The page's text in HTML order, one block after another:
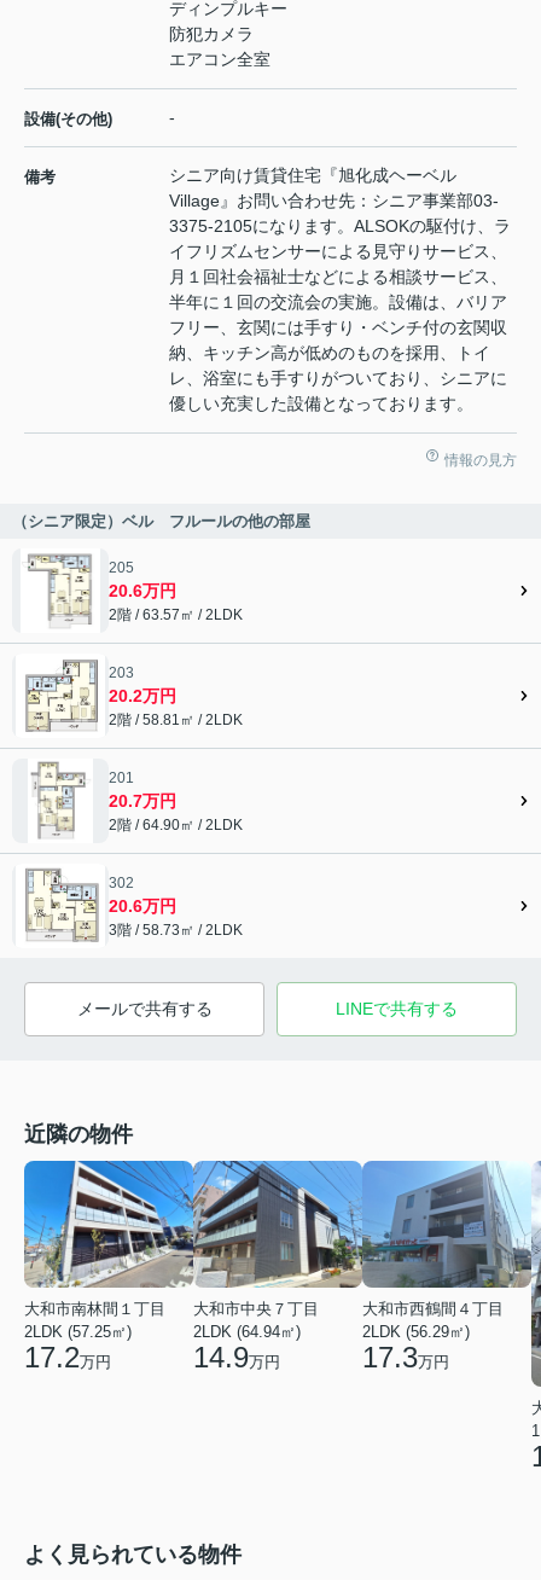
ディンプルキー
防犯カメラ
エアコン全室
設備(その他) -
備考
シニア向け賃貸住宅『旭化成ヘーベル
Village』お問い合わせ先：シニア事業部03-
3375-2105になります。ALSOKの駆付け、ラ
イフリズムセンサーによる見守りサービス、
月１回社会福祉士などによる相談サービス、
半年に１回の交流会の実施。設備は、バリア
フリー、玄関には手すり・ベンチ付の玄関収
納、キッチン高が低めのものを採用、トイ
レ、浴室にも手すりがついており、シニアに
優しい充実した設備となっております。
情報の見方
（シニア限定）ベル フルールの他の部屋
205
20.6万円
2階 / 63.57㎡ / 2LDK
203
20.2万円
2階 / 58.81㎡ / 2LDK
201
20.7万円
2階 / 64.90㎡ / 2LDK
302
20.6万円
3階 / 58.73㎡ / 2LDK
メールで共有する LINEで共有する
近隣の物件
大和市南林間１丁目
2LDK (57.25㎡)
17.2万円
大和市中央７丁目
2LDK (64.94㎡)
14.9万円
大和市西鶴間４丁目
2LDK (56.29㎡)
17.3万円
よく見られている物件